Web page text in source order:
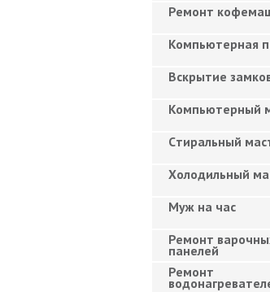
Ремонт
Компьютерная
Вскрытие
Компьютерный
Cтиральный
Холодильный
Муж на час
Ремонт
панелей
Ремонт